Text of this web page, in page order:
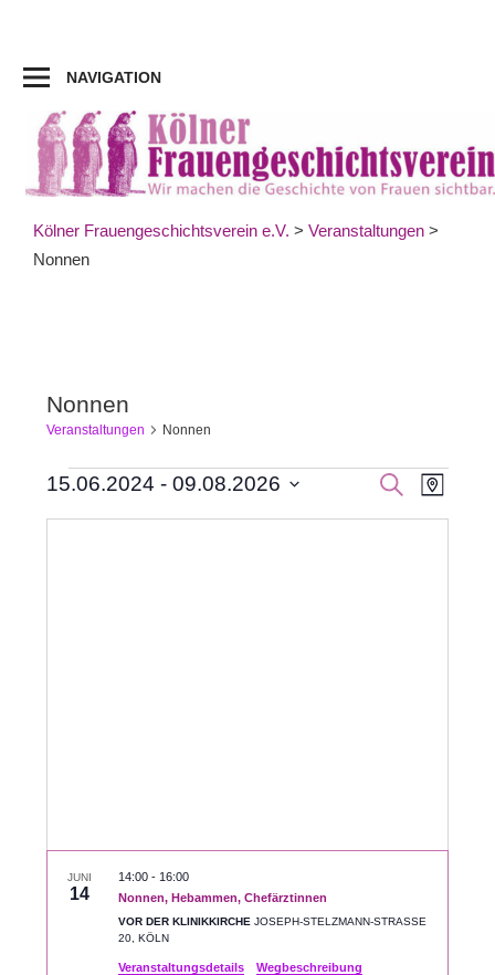
springen
NAVIGATION
Kölner Frauengeschichtsverein e.V. > Veranstaltungen >
Nonnen
Nonnen
Veranstaltungen Nonnen
Veranstaltungen SUCHE
KARTE
15.06.2024 - 09.08.2026
JUNI
14 Nonnen, Hebammen, Chefärztinnen
14:00 - 16:00
VOR DER KLINIKKIRCHE JOSEPH-STELZMANN-STRASSE 2
0, KÖLN
Veranstaltungsdetails Wegbeschreibung